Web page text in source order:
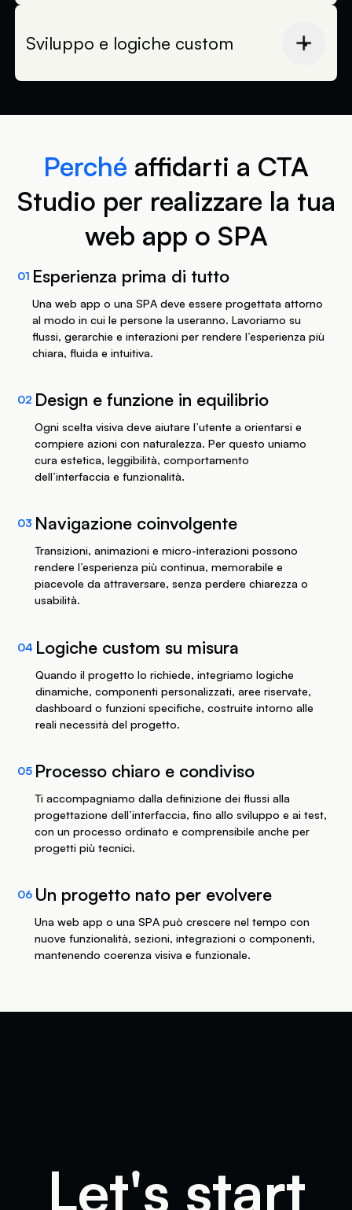
logiche custom.
schermate e stati dell’interfaccia. L’obiettivo è
rendere l’esperienza chiara, leggibile e
navigazione, ritmo, componenti, interazioni e
Sviluppo e logiche custom
fase integriamo custom code, animazioni,
progetto, da Webflow a soluzioni custom
Prima della pubblicazione testiamo flussi,
comportamento responsive, interazioni e
solido, chiaro e pronto a evolvere nel tempo.
Perché affidarti a CTA
Studio per realizzare la tua
web app o SPA
01 Esperienza prima di tutto
Una web app o una SPA deve essere progettata attorno
al modo in cui le persone la useranno. Lavoriamo su
flussi, gerarchie e interazioni per rendere l’esperienza più
chiara, fluida e intuitiva.
02 Design e funzione in equilibrio
Ogni scelta visiva deve aiutare l’utente a orientarsi e
compiere azioni con naturalezza. Per questo uniamo
cura estetica, leggibilità, comportamento
dell’interfaccia e funzionalità.
03 Navigazione coinvolgente
Transizioni, animazioni e micro-interazioni possono
rendere l’esperienza più continua, memorabile e
piacevole da attraversare, senza perdere chiarezza o
usabilità.
04 Logiche custom su misura
Quando il progetto lo richiede, integriamo logiche
dinamiche, componenti personalizzati, aree riservate,
dashboard o funzioni specifiche, costruite intorno alle
reali necessità del progetto.
05 Processo chiaro e condiviso
Ti accompagniamo dalla definizione dei flussi alla
progettazione dell’interfaccia, fino allo sviluppo e ai test,
con un processo ordinato e comprensibile anche per
progetti più tecnici.
06 Un progetto nato per evolvere
Una web app o una SPA può crescere nel tempo con
nuove funzionalità, sezioni, integrazioni o componenti,
mantenendo coerenza visiva e funzionale.
Let's start